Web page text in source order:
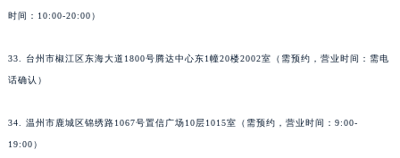
时间：10:00-20:00）
33. 台州市椒江区东海大道1800号腾达中心东1幢20楼2002室（需预约，营业时间：需电
话确认）
34. 温州市鹿城区锦绣路1067号置信广场10层1015室（需预约，营业时间：9:00-
19:00）